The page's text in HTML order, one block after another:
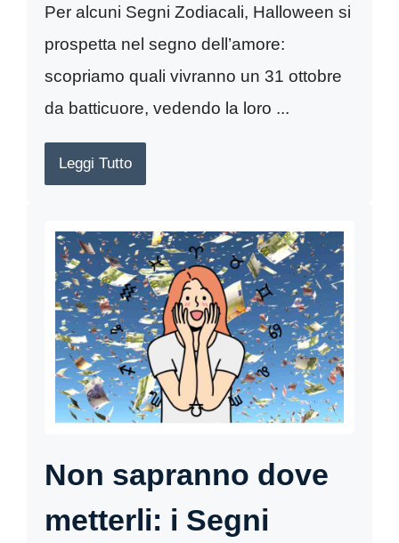
Per alcuni Segni Zodiacali, Halloween si
prospetta nel segno dell’amore:
scopriamo quali vivranno un 31 ottobre
da batticuore, vedendo la loro ...
Leggi Tutto
Non sapranno dove
metterli: i Segni